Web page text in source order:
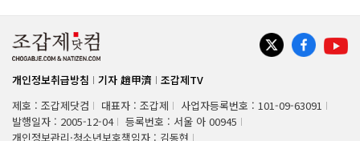
개인정보취급방침 기자 趙甲濟
조갑제TV
제호 : 조갑제닷컴
대표자 : 조갑제
사업자등록번호 : 101-09-63091
발행일자 : 2005-12-04
등록번호 : 서울 아 00945
개인정보관리·청소년보호책임자 : 김동현